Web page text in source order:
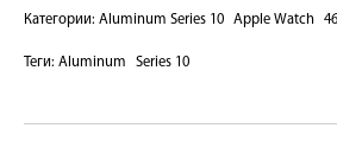
Категории: Aluminum Series 10 Apple Watch
Теги: Aluminum Series 10